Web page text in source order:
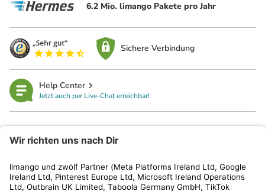
6.2 Mio. limango Pakete pro Jahr
Sichere Verbindung
Help Center
Jetzt auch per Live-Chat erreichbar!
Kundenservice